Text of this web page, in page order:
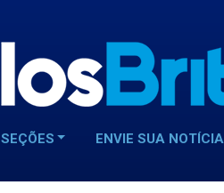
SEÇÕES ENVIE SUA NOTÍCIA